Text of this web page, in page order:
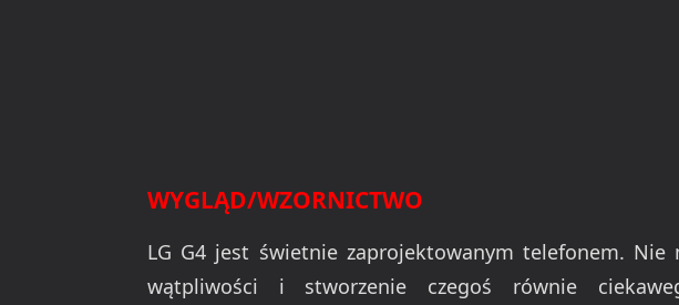
WYGLĄD/WZORNICTWO
LG G4 jest świetnie zaprojektowanym telefonem.
wątpliwości i stworzenie czegoś równie